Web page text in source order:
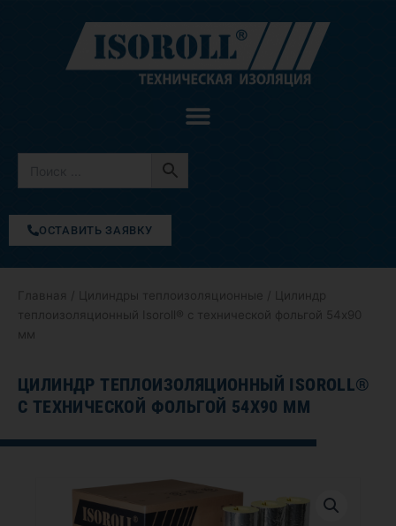
содержимому
ОСТАВИТЬ ЗАЯВКУ
Главная Цилиндры теплоизоляционные / Цилиндр
теплоизоляционный Isoroll® с технической фольгой 54х90
мм
ЦИЛИНДР ТЕПЛОИЗОЛЯЦИОННЫЙ ISOROLL®
С ТЕХНИЧЕСКОЙ ФОЛЬГОЙ 54Х90 ММ